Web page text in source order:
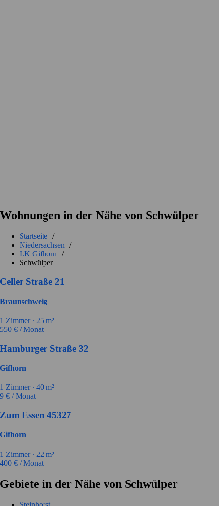
Wohnungen in der Nähe von Schwülper
Startseite /
Niedersachsen
/
LK Gifhorn
/
Schwülper
Celler Straße 21
Braunschweig
1 Zimmer ∙ 25 m²
550 € / Monat
Hamburger Straße 32
Gifhorn
1 Zimmer ∙ 40 m²
9 € / Monat
Zum Essen 45327
Gifhorn
1 Zimmer ∙ 22 m²
400 € / Monat
Gebiete in der Nähe von Schwülper